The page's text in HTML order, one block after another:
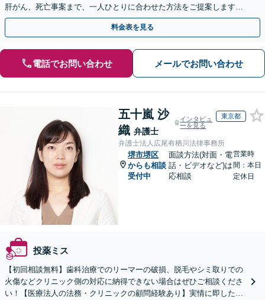
肝がん、死亡事案まで、一人ひとりに合わせた方法をご提案します。
手続きの負担を減らし、権利を守ります。
料金表を見る
電話でお問い合わせ メールでお問い合わせ
五十嵐 沙
織 弁護士
インタビュ
ーを見る
東京都
弁護士法人広尾有栖川法律事務所
堺市堺区
からも相談
受付中
面談方法(対面・電
話・ビデオなど)は
応相談
営業時
間：本日
定休日
投薬ミス
【初回相談無料】歯科治療でのリーマーの破損、脱毛やシミ取りでの
火傷などクリニック側の対応に納得できない場合はぜひご相談くださ
い！【医療法人の法務・クリニックの顧問経験あり】実情に即したア